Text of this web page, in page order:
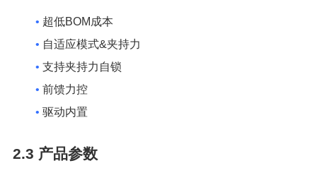
• 超低BOM成本
• 自适应模式&夹持力
• 支持夹持力自锁
• 前馈力控
• 驱动内置
2.3 产品参数